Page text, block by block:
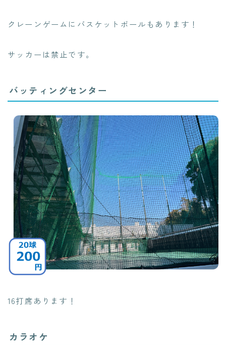
クレーンゲームにバスケットボールもあります！
サッカーは禁止です。
バッティングセンター
16打席あります！
カラオケ